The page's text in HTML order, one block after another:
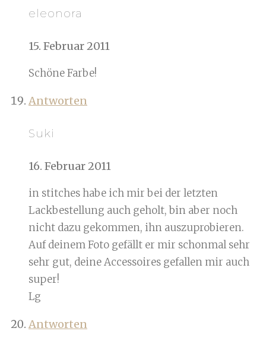
eleonora
15. Februar 2011
Schöne Farbe!
Antworten
Suki
16. Februar 2011
in stitches habe ich mir bei der letzten
Lackbestellung auch geholt, bin aber noch
nicht dazu gekommen, ihn auszuprobieren.
Auf deinem Foto gefällt er mir schonmal sehr
sehr gut, deine Accessoires gefallen mir auch
super!
Lg
Antworten